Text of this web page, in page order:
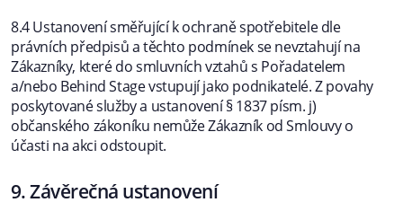
8.4 Ustanovení směřující k ochraně spotřebitele dle
právních předpisů a těchto podmínek se nevztahují na
Zákazníky, které do smluvních vztahů s Pořadatelem
a/nebo Behind Stage vstupují jako podnikatelé. Z povahy
poskytované služby a ustanovení § 1837 písm. j)
občanského zákoníku nemůže Zákazník od Smlouvy o
účasti na akci odstoupit.
9. Závěrečná ustanovení